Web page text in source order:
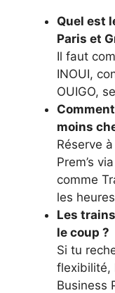
Quel est
Paris et
Il faut
INOUI,
OUIGO,
moins
Réserve
Prem’s
comme
les
Les
le coup ?
Si tu
flexibilité,
Business